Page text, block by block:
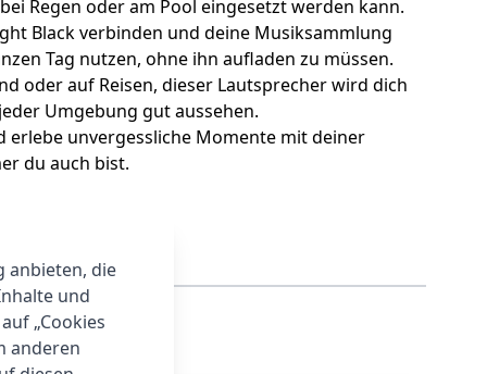
Regen oder am Pool eingesetzt werden kann.
Black verbinden und deine Musiksammlung
Tag nutzen, ohne ihn aufladen zu müssen.
oder auf Reisen, dieser Lautsprecher wird dich
Umgebung gut aussehen.
erlebe unvergessliche Momente mit deiner
du auch bist.
anbieten, die
und
„Cookies
anderen